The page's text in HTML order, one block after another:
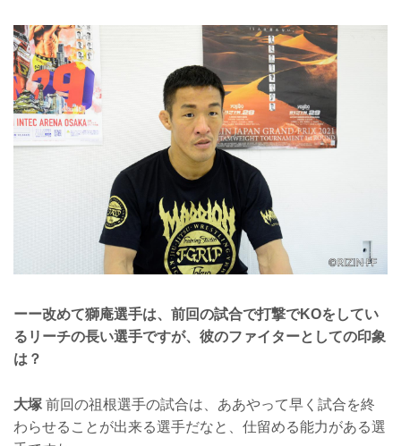
ーー改めて獅庵選手は、前回の試合で打撃でKOをしてい
るリーチの長い選手ですが、彼のファイターとしての印象
は？
大塚 前回の祖根選手の試合は、ああやって早く試合を終
わらせることが出来る選手だなと、仕留める能力がある選